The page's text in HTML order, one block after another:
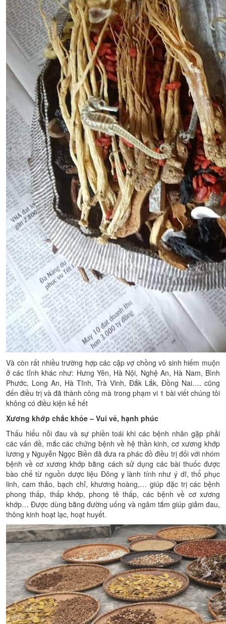
Và còn rất nhiều trường hợp các cặp vợ chồng vô sinh hiếm muộn
ở các tỉnh khác như: Hưng Yên, Hà Nội, Nghệ An, Hà Nam, Bình
Phước, Long An, Hà Tĩnh, Trà Vinh, Đắk Lắk, Đồng Nai…. cũng
đến điều trị và đã thành công mà trong phạm vi 1 bài viết chúng tôi
không có điều kiện kể hết
Xương khớp chắc khỏe – Vui vẻ, hạnh phúc
Thấu hiểu nỗi đau và sự phiền toái khi các bệnh nhân gặp phải
các vấn đề, mắc các chứng bệnh về hệ thần kinh, cơ xương khớp
lương y Nguyễn Ngọc Biền đã đưa ra phác đồ điều trị đối với nhóm
bệnh về cơ xương khớp bằng cách sử dụng các bài thuốc được
bào chế từ nguồn dược liệu Đông y lành tính như ý dĩ, thổ phục
linh, cam thảo, bạch chỉ, khương hoàng,… giúp đặc trị các bệnh
phong thấp, thấp khớp, phong tê thấp, các bệnh về cơ xương
khớp… Được dùng bằng đường uống và ngâm tắm giúp giảm đau,
thông kinh hoạt lạc, hoạt huyết.